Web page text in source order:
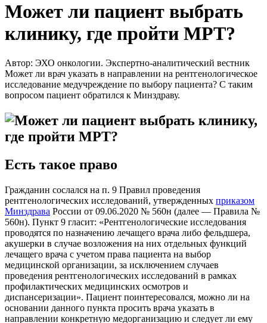
Может ли пациент выбрать
клинику, где пройти МРТ?
Автор: ЭХО онкологии. Экспертно-аналитический вестник
Может ли врач указать в направлении на рентгенологическое
исследование медучреждение по выбору пациента? С таким
вопросом пациент обратился к Минздраву.
Есть такое право
Гражданин сослался на п. 9 Правил проведения
рентгенологических исследований, утвержденных приказом
Минздрава России от 09.06.2020 № 560н (далее — Правила №
560н). Пункт 9 гласит: «Рентгенологические исследования
проводятся по назначению лечащего врача либо фельдшера,
акушерки в случае возложения на них отдельных функций
лечащего врача с учетом права пациента на выбор
медицинской организации, за исключением случаев
проведения рентгенологических исследований в рамках
профилактических медицинских осмотров и
диспансеризации». Пациент поинтересовался, можно ли на
основании данного пункта просить врача указать в
направлении конкретную медорганизацию и следует ли ему